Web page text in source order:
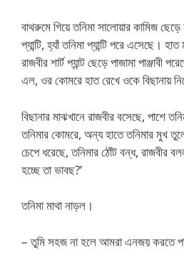
বাথরুমে গিয়ে তনিমা সালোয়ার কামিজ
প্যান্টি, হ্যাঁ তনিমা প্যান্টি পরে এসেছে।
রাজবীর শার্ট প্যান্ট ছেড়ে পাজামা পাঞ্জাবী
এল, ওর কোমরে হাত রেখে ওকে বিছানায়
বিছানার মাঝখানে রাজবীর বসেছে, পাশে
তনিমার কোমরে, অন্য হাতে তনিমার মুখ
চেপে ধরেছে, তনিমার ঠোঁট বন্ধ, রাজবীর
হচ্ছে তা ভাবছ?’
তনিমা মাথা নাড়ল।
– তুমি সহজ না হলে আমরা এনজয় করতে